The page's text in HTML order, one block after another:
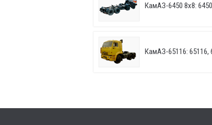
КамАЗ-6450 8х8: 6450
КамАЗ-65116: 65116,